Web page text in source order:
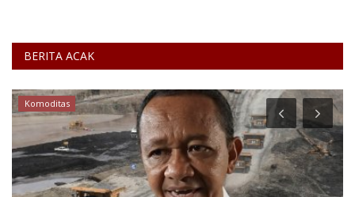
BERITA ACAK
Komoditas